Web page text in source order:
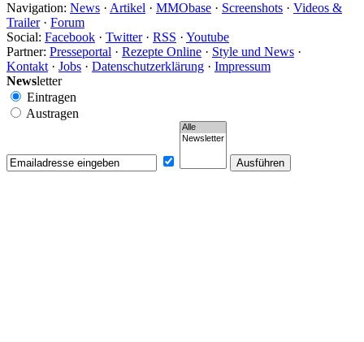
Navigation: News · Artikel · MMObase · Screenshots · Videos &
Trailer· Forum
Social: Facebook · Twitter· RSS · Youtube
Partner: Presseportal · Rezepte Online · Style und News ·
Kontakt · Jobs · Datenschutzerklärung · Impressum
Newsletter
Eintragen
Austragen